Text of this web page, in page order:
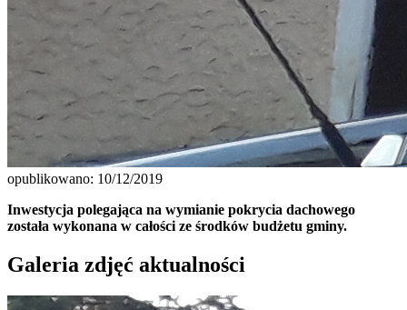
opublikowano: 10/12/2019
Inwestycja polegająca na wymianie pokrycia dachowego
została wykonana w całości ze środków budżetu gminy.
Galeria zdjęć aktualności